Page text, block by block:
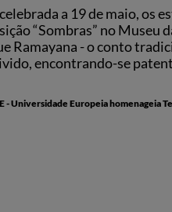
a 19 de maio, os
“Sombras” no
Ramayana - o conto
encontrando-se
- Universidade Europeia homenageia